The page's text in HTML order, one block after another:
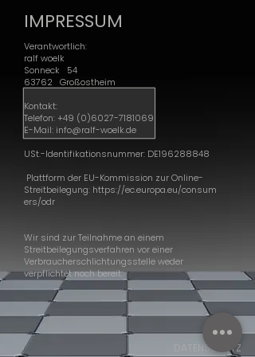
IMPRESSUM
Verantwortlich:
ralf woelk
Sonneck 54
63762 Großostheim
Kontakt:
Telefon:+49 (0)6027-7181069
E-Mail: info@ralf-woelk.de
USt.-Identifikationsnummer: DE196288848
Plattform der EU-Kommission zur Online-
Streitbeilegung: https://ec.europa.eu/consum
ers/odr
Wir sind zur Teilnahme an einem
Streitbeilegungsverfahren vor einer
Verbraucherschlichtungsstelle weder
verpflichtet noch bereit.
DATENSCHUTZ